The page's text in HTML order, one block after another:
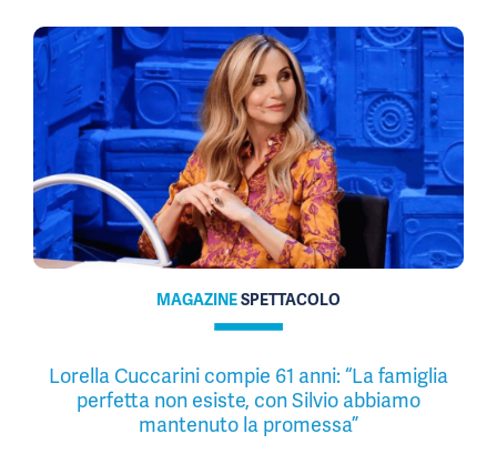
MAGAZINESPETTACOLO
Lorella Cuccarini compie 61 anni: “La famiglia
perfetta non esiste, con Silvio abbiamo
mantenuto la promessa”